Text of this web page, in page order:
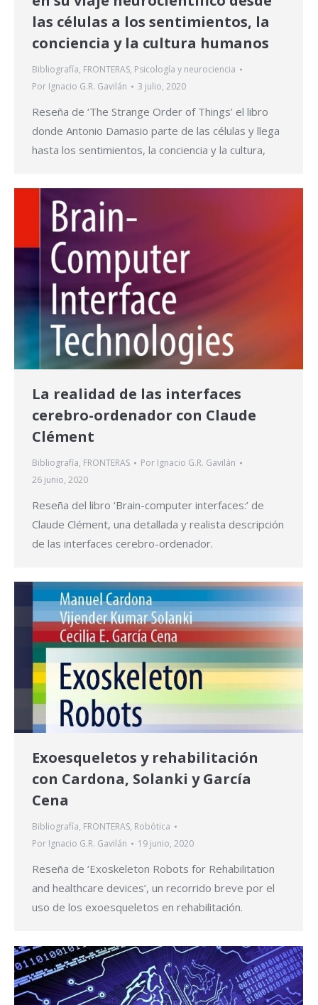
las células a los sentimientos, la
conciencia y la cultura humanos
Bibliografía, FRONTERAS, Psicología y neurociencia
Por Ignacio G.R. Gavilán 3 julio, 2020
Reseña de ‘The Strange Order of Things’ el libro
donde Antonio Damasio parte de las células y llega
hasta los sentimientos, la conciencia y la cultura,
La realidad de las interfaces
cerebro-ordenador con Claude
Clément
Bibliografía, FRONTERAS Por Ignacio G.R. Gavilán
26 junio, 2020
Reseña del libro ‘Brain-computer interfaces:’ de
Claude Clément, una detallada y realista descripción
de las interfaces cerebro-ordenador.
Exoesqueletos y rehabilitación
con Cardona, Solanki y García
Cena
Bibliografía, FRONTERAS, Robótica
Por Ignacio G.R. Gavilán 19 junio, 2020
Reseña de ‘Exoskeleton Robots for Rehabilitation
and healthcare devices’, un recorrido breve por el
uso de los exoesqueletos en rehabilitación.